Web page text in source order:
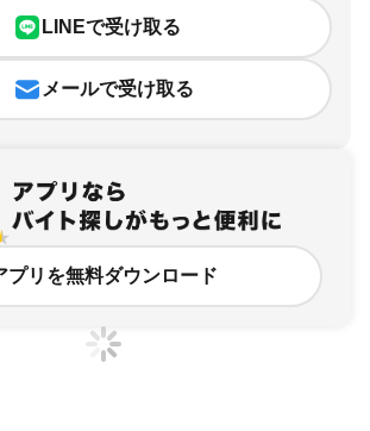
LINEで受け取る
メールで受け取る
プリを無料ダウンロード